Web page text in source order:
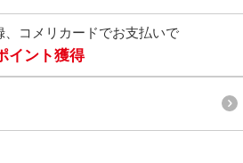
、コメリカードでお支払いで
イント獲得